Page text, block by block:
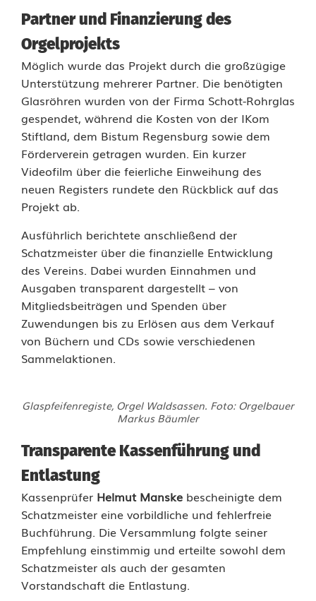
r
n
B
a
s
i
l
i
k
a
o
r
g
e
i
n
W
a
l
d
s
Partner und Finanzierung des
Orgelprojekts
Möglich wurde das Projekt durch die großzügige
Unterstützung mehrerer Partner. Die benötigten
Glasröhren wurden von der Firma Schott-Rohrglas
gespendet, während die Kosten von der IKom
Stiftland, dem Bistum Regensburg sowie dem
Förderverein getragen wurden. Ein kurzer
Videofilm über die feierliche Einweihung des
neuen Registers rundete den Rückblick auf das
Projekt ab.
Ausführlich berichtete anschließend der
Schatzmeister über die finanzielle Entwicklung
des Vereins. Dabei wurden Einnahmen und
Ausgaben transparent dargestellt – von
Mitgliedsbeiträgen und Spenden über
Zuwendungen bis zu Erlösen aus dem Verkauf
von Büchern und CDs sowie verschiedenen
Sammelaktionen.
Glaspfeifenregiste, Orgel Waldsassen. Foto: Orgelbauer
Markus Bäumler
Transparente Kassenführung und
Entlastung
Kassenprüfer Helmut Manske bescheinigte dem
Schatzmeister eine vorbildliche und fehlerfreie
Buchführung. Die Versammlung folgte seiner
Empfehlung einstimmig und erteilte sowohl dem
Schatzmeister als auch der gesamten
Vorstandschaft die Entlastung.